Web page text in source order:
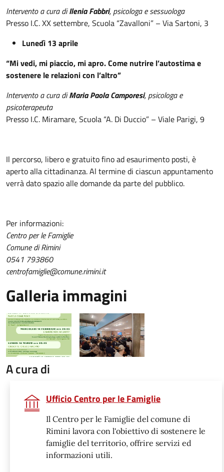
Intervento a cura diIlenia Fabbri, psicologa e sessuologa
Presso I.C. XX settembre, Scuola “Zavalloni” – Via Sartoni, 3
Lunedì 13 aprile
“Mi vedi, mi piaccio, mi apro. Come nutrire l’autostima e
sostenere le relazioni con l’altro”
Intervento a cura diMaria Paola Camporesi, psicologa e
psicoterapeuta
Presso I.C. Miramare, Scuola “A. Di Duccio” – Viale Parigi, 9
Il percorso, libero e gratuito fino ad esaurimento posti, è
aperto alla cittadinanza. Al termine di ciascun appuntamento
verrà dato spazio alle domande da parte del pubblico.
Per informazioni:
Centro per le Famiglie
Comune di Rimini
0541 793860
centrofamiglie@comune.rimini.it
Galleria immagini
A cura di
Ufficio Centro per le Famiglie
Il Centro per le Famiglie del comune di
Rimini lavora con l'obiettivo di sostenere le
famiglie del territorio, offrire servizi ed
informazioni utili.